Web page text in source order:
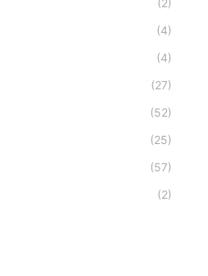
(4)
(4)
(27)
(52)
(25)
(57)
(2)